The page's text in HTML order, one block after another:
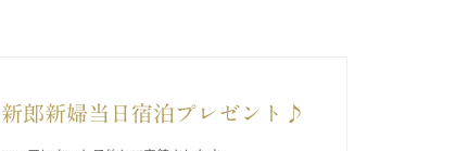
新郎新婦当日宿泊プレゼント♪